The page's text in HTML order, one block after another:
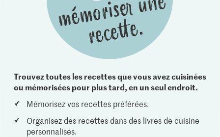
Trouvez toutes les recettes que vous avez cuisinées
ou mémorisées pour plus tard, en un seul endroit.
Mémorisez vos recettes préférées.
Organisez des recettes dans des livres de cuisine
personnalisés.